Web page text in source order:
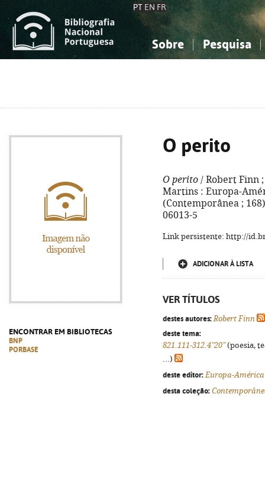
PT EN FR
Sobre Pesquisa
ENCONTRAR EM BIBLIOTECAS
BNP
PORBASE
O perito
O perito / Robert Finn
Martins : Europa-
(Contemporânea ;
06013-5
Link persistente: http://
ADICIONAR À LISTA
VER TÍTULOS
destes autores: Robert Finn
deste tema:
821.111-312.4"20"(poesia,
...)
deste editor: Europa-América
desta coleção: